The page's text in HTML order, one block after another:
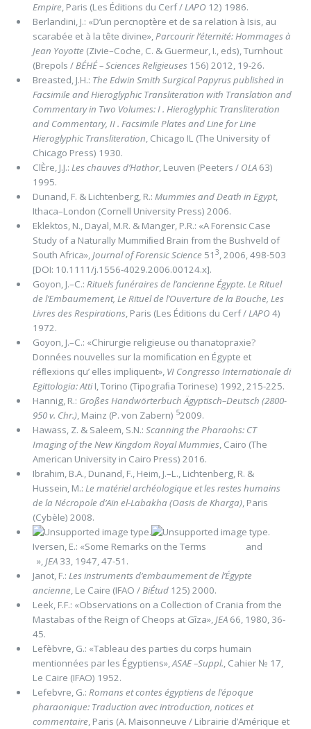
Empire, Paris (Les Éditions du Cerf /LAPO 12) 1986.
Berlandini, J.: «D’un percnoptère et de sa relation à Isis, au
scarabée et à la tête divine»,Parcourir l’éternité: Hommages à
Jean Yoyotte (Zivie–Coche, C. & Guermeur, I., eds), Turnhout
(Brepols /BÉHÉ – Sciences Religieuses156) 2012, 19-26.
Breasted, J.H.: The Edwin Smith Surgical Papyrus published in
Facsimile and Hieroglyphic Transliteration with Translation and
Commentary in Two Volumes:I . Hieroglyphic Transliteration
and Commentary, II . Facsimile Plates and Line for Line
Hieroglyphic Transliteration, Chicago IL (The University of
Chicago Press) 1930.
ClÈre, J.J.: Les chauves d’Hathor, Leuven (Peeters / OLA63)
1995.
Dunand, F. & Lichtenberg, R.: Mummies and Death in Egypt,
Ithaca–London (Cornell University Press) 2006.
Eklektos, N., Dayal, M.R. & Manger, P.R.: «A Forensic Case
Study of a Naturally Mummiﬁed Brain from the Bushveld of
South Africa»,Journal ofForensic Science 51 3, 2006, 498-503
[DOI: 10.1111/j.1556-4029.2006.00124.x].
Goyon, J.–C.: Rituels funéraires de l’ancienne Égypte. Le Rituel
de l’Embaumement, Le Rituel de l’Ouverture de la Bouche, Les
Livres des Respirations, Paris (Les Éditions du Cerf /LAPO 4)
1972.
Goyon, J.–C.: «Chirurgie religieuse ou thanatopraxie?
Données nouvelles sur la momiﬁcation en Égypte et
réﬂexions qu’ elles impliquent»,VI Congresso Internationale di
Egittologia: AttiI, Torino (Tipograﬁa Torinese) 1992, 215-225.
Hannig, R.: Großes Handwörterbuch Ägyptisch–Deutsch (2800-
950 v. Chr.), Mainz (P. von Zabern) 52009.
Hawass, Z. & Saleem, S.N.: Scanning the Pharaohs: CT
Imaging of the New Kingdom Royal Mummies, Cairo (The
American University in Cairo Press) 2016.
Ibrahim, B.A., Dunand, F., Heim, J.–L., Lichtenberg, R. &
Hussein, M.: Le matériel archéologique et les restes humains
de la Nécropole d’Aïn el-Labakha (Oasis de Kharga), Paris
(Cybèle) 2008.
Iversen, E.: «Some Remarks on the Terms and
»,JEA33, 1947, 47-51.
Janot, F.: Les instruments d’embaumement de l’Égypte
ancienne, Le Caire (IFAO /BiÉtud125) 2000.
Leek, F.F.: «Observations on a Collection of Crania from the
Mastabas of the Reign of Cheops at Gîza»,JEA66, 1980, 36-
45.
Lefèbvre, G.: «Tableau des parties du corps humain
mentionnées par les Égyptiens»,ASAE –Suppl., Cahier № 17,
Le Caire (IFAO) 1952.
Lefebvre, G.: Romans et contes égyptiens de l’époque
pharaonique: Traduction avec introduction, notices et
commentaire, Paris (A. Maisonneuve / Librairie d’Amérique et